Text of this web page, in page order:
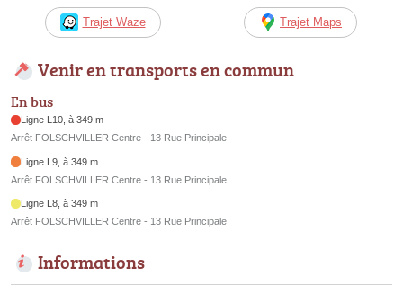
Trajet Waze Trajet Maps
Venir en transports en commun
En bus
Ligne L10, à 349 m
Arrêt FOLSCHVILLER Centre - 13 Rue Principale
Ligne L9, à 349 m
Arrêt FOLSCHVILLER Centre - 13 Rue Principale
Ligne L8, à 349 m
Arrêt FOLSCHVILLER Centre - 13 Rue Principale
Informations